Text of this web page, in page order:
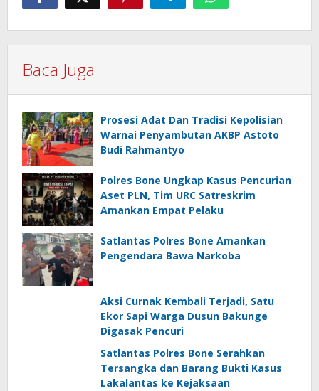
Baca Juga
Prosesi Adat Dan Tradisi Kepolisian
Warnai Penyambutan AKBP Astoto
Budi Rahmantyo
Polres Bone Ungkap Kasus Pencurian
Aset PLN, Tim URC Satreskrim
Amankan Empat Pelaku
Satlantas Polres Bone Amankan
Pengendara Bawa Narkoba
Aksi Curnak Kembali Terjadi, Satu
Ekor Sapi Warga Dusun Bakunge
Digasak Pencuri
Satlantas Polres Bone Serahkan
Tersangka dan Barang Bukti Kasus
Lakalantas ke Kejaksaan